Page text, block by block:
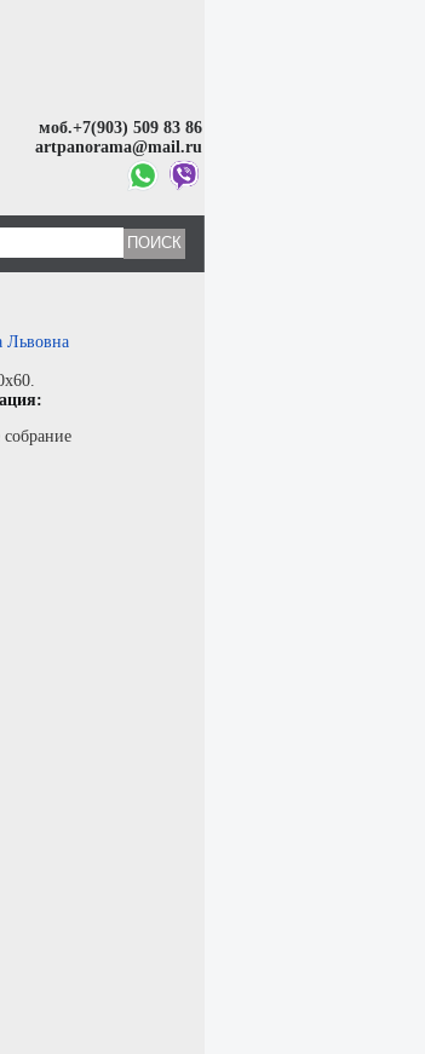
моб.+7(903) 509 83 86
artpanorama@mail.ru
Львовна